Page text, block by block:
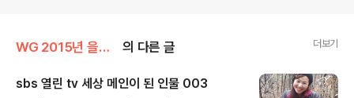
WG 2015년 을미년 기록 의 다른 글 더보기
sbs 열린 tv 세상 메인이 된 인물 003